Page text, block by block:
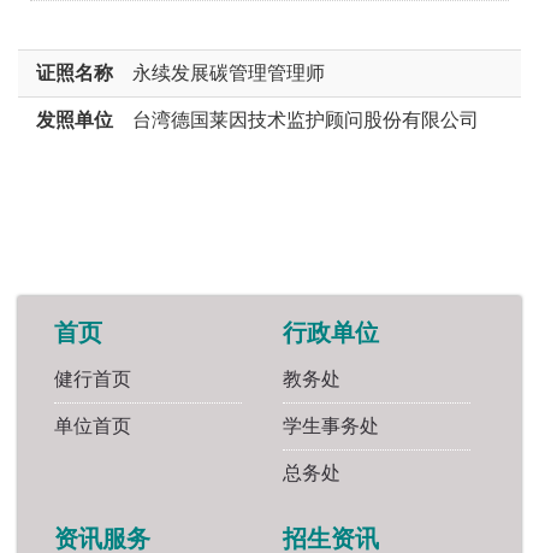
证照名称 永续发展碳管理管理师
发照单位 台湾德国莱因技术监护顾问股份有限公司
首页
健行首页
单位首页
行政单位
教务处
学生事务处
总务处
资讯服务 招生资讯